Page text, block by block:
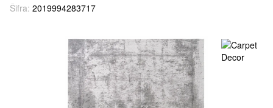
Šifra: 2019994283717